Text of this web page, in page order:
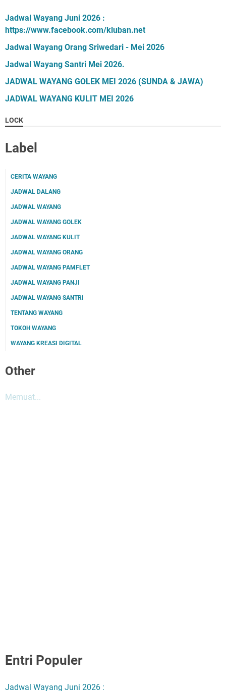
Jadwal Wayang Juni 2026 :
https://www.facebook.com/kluban.net
Jadwal Wayang Orang Sriwedari - Mei 2026
Jadwal Wayang Santri Mei 2026.
JADWAL WAYANG GOLEK MEI 2026 (SUNDA & JAWA)
JADWAL WAYANG KULIT MEI 2026
LOCK
Label
CERITA WAYANG
JADWAL DALANG
JADWAL WAYANG
JADWAL WAYANG GOLEK
JADWAL WAYANG KULIT
JADWAL WAYANG ORANG
JADWAL WAYANG PAMFLET
JADWAL WAYANG PANJI
JADWAL WAYANG SANTRI
TENTANG WAYANG
TOKOH WAYANG
WAYANG KREASI DIGITAL
Other
Memuat...
Entri Populer
Jadwal Wayang Juni 2026 :